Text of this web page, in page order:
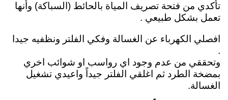
تأكدي من فتحة تصريف المياة بالحائط (السباكة) وأنها
تعمل بشكل طبيعي .
افصلي الكهرباء عن الغسالة وفكي الفلتر ونظفيه جيدا
.
وتحققي من عدم وجود اي رواسب او شوائب اخري
بمضخة الطرد ثم اغلقي الفلتر جيداً واعيدي تشغيل
الغسالة.